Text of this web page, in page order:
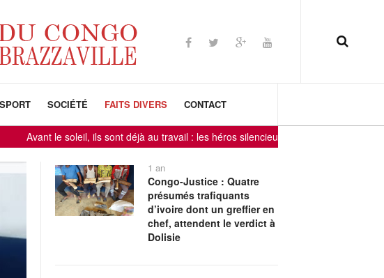
SPORT SOCIÉTÉ FAITS DIVERS CONTACT
le soleil, ils sont déjà au travail : les héros silencieux de Djéno et Loango
1 an
Congo-Justice : Quatre
présumés trafiquants
d’ivoire dont un greffier en
chef, attendent le verdict à
Dolisie